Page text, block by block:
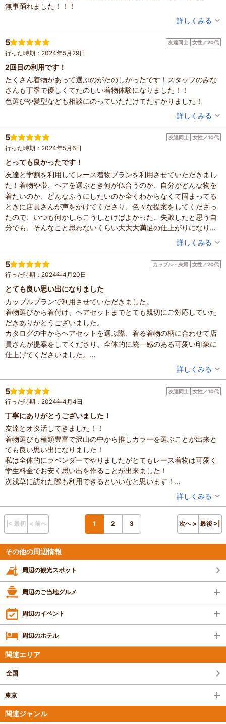
無事踊れました！！！
滞在時間：1～2時間
人数：3人～5人
投稿日：2024年6月1日
詳しくみる
5 友達同士 女性／20代
行った時期：2024年5月29日
2回目の利用です！
たくさん着物があって選ぶのがたのしかったです！スタッフのみな
さんも丁寧で優しくてたのしい着物体験になりました！！
色選びや髪型なども相談にのっていただけてたすかりました！
滞在時間：1～2時間
人数：2人
設備の有無：トイレ、手荷物預かり所
投稿日：2024年5月29日
詳しくみる
5 友達同士 女性／10代
行った時期：2024年5月6日
とっても良かったです！
友達と学割を利用してレース着物プランを利用させていただきまし
た！着物や帯、ヘアを選ぶとき何が似合うのか、自分がどんな物を
着たいのか、どんなふうにしたいのか全くわからなくて固まってる
ときに店員さんが声をかけてくださり、色々な提案をしてくださっ
たので、いつも何かしらこうしとけばよかった、失敗したと思う自
分でも、そんなこと思わないくらい大大大満足の仕上がりになりま
した！（着付けの最中などに店員さんに可愛い可愛いって言っても
らえて自己肯定感バク上がりしましたw）普段の服で４Lを着ている
太っている自分でも着れる着物が色々あって嬉しかったです！！
次またなにか機会があったらまたここをぜひ利用したいです！
滞在時間：1～2時間
人数：2人
投稿日：2024年5月7日
詳しくみる
5 カップル・夫婦 女性／20代
行った時期：2024年4月20日
とても良い思い出になりました
カップルプランで利用させていただきました。
着物選びから着付け、ヘアセットまでとても親切にご対応していた
だきありがとうございました。
カタログの中からヘアセットを選ぶ際、着る着物の柄に合わせて店
員さんが提案をしてくださり、全体的に統一感のある可愛い印象に
仕上げてくださいました。
着付けも非常に丁寧で、細部の皺まで気を配ってくださりました。
また機会がありましたら利用させていただきたいです。
滞在時間：1～2時間
投稿日：2024年4月22日
詳しくみる
5 友達同士 女性／10代
行った時期：2024年4月4日
丁寧にありがとうございました！
友達とオタ活してきました！！
着物選びも種類豊富で沢山の中から推しカラーを選ぶことが出来と
ても良い思い出になりました！
私は全体的にラベンダーでやりましたがとてもレース着物は可愛く
学生料金でお安く思い出を作ることが出来ました！
次浅草に訪れた際も利用できるといいなと思います！
ぜひぜひ推し活したい方ここを利用してみてくださーい！
滞在時間：1時間未満
人数：2人
設備の有無：トイレ、手荷物預かり所
詳しくみる
|< 最初 < 前へ 1 2 3 次へ > 最後 >|
その他の周辺情報
周辺の観光スポット
周辺のご当地グルメ
周辺のイベント
周辺のホテル
関連エリア
全国
東京
関連ジャンル